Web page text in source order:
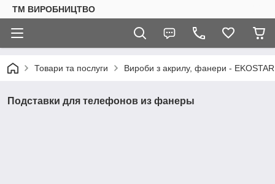
ТМ ВИРОБНИЦТВО
Товари та послуги Вироби з акрилу, фанери - EKOSTAR
Подставки для телефонов из фанеры